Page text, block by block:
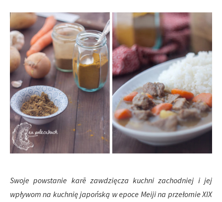
Swoje powstanie karē zawdzięcza kuchni zachodniej i jej
wpływom na kuchnię japońską w epoce Meiji na przełomie XIX